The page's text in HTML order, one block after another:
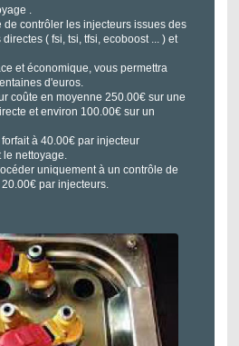
.
de contrôler les injecteurs issues des
( fsi, tsi, tfsi, ecoboost ... ) et
et économique, vous permettra
d'euros.
coûte en moyenne 250.00€ sur une
et environ 100.00€ sur un
à 40.00€ par injecteur
le nettoyage.
uniquement à un contrôle de
par injecteurs.